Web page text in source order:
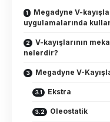
Megadyne V-
uygulamalarında
V-kayışlarının
nelerdir?
Megadyne V-
Ekstra
Oleostatik